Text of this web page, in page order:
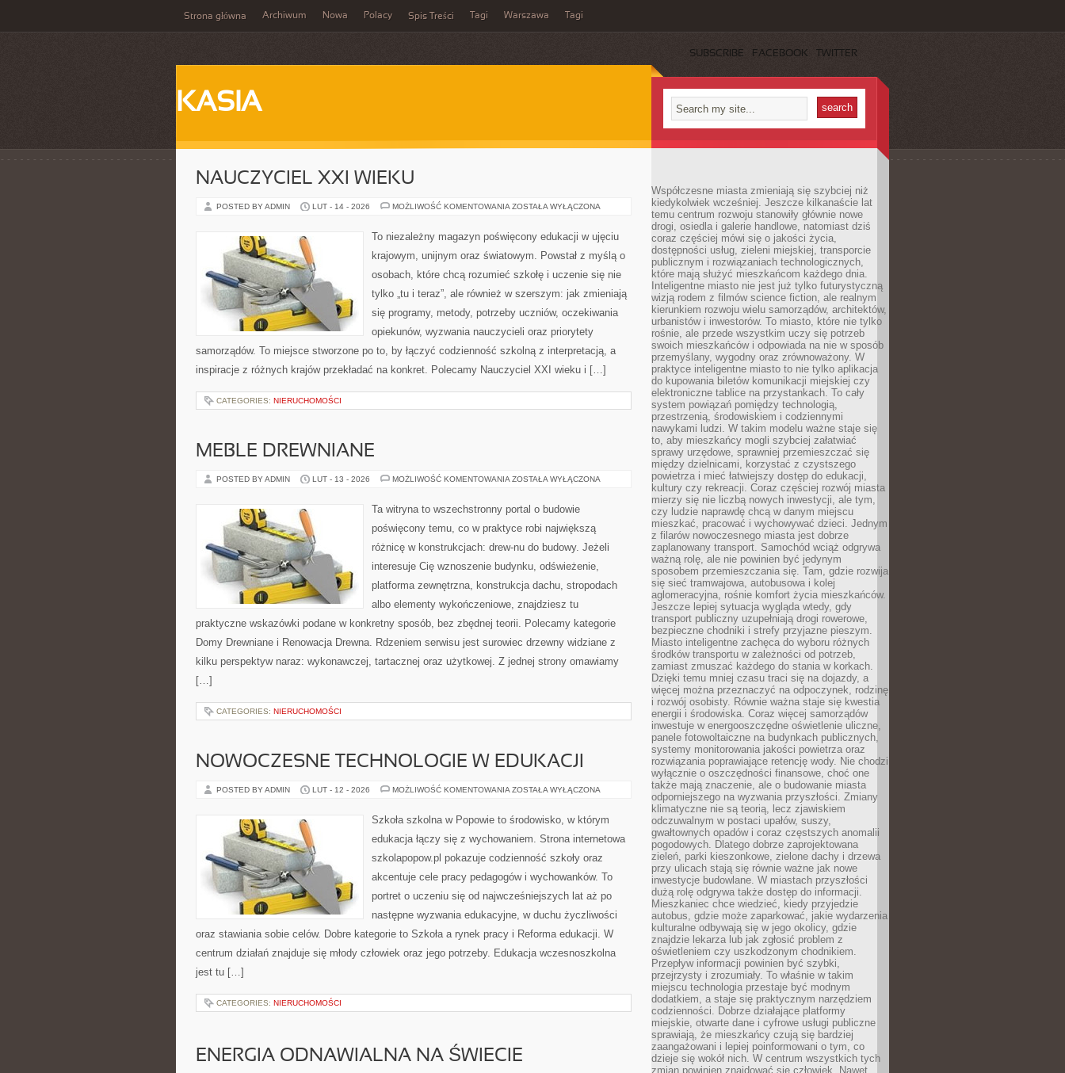
Strona główna Archiwum Nowa Polacy Spis Treści Tagi Warszawa Tagi
SUBSCRIBE FACEBOOK TWITTER
KASIA
NAUCZYCIEL XXI WIEKU
POSTED BY ADMIN LUT - 14 - 2026 MOŻLIWOŚĆ KOMENTOWANIA NAUCZYCIEL
ZOSTAŁA WYŁĄCZONA
To niezależny magazyn poświęcony edukacji w ujęciu
krajowym, unijnym oraz światowym. Powstał z myślą o
osobach, które chcą rozumieć szkołę i uczenie się nie
tylko „tu i teraz”, ale również w szerszym: jak zmieniają
się programy, metody, potrzeby uczniów, oczekiwania
opiekunów, wyzwania nauczycieli oraz priorytety
samorządów. To miejsce stworzone po to, by łączyć codzienność szkolną z interpretacją, a
inspiracje z różnych krajów przekładać na konkret. Polecamy Nauczyciel XXI wieku i […]
CATEGORIES: NIERUCHOMOŚCI
MEBLE DREWNIANE
POSTED BY ADMIN LUT - 13 - 2026 MOŻLIWOŚĆ KOMENTOWANIA MEBLE
ZOSTAŁA WYŁĄCZONA
Ta witryna to wszechstronny portal o budowie
poświęcony temu, co w praktyce robi największą
różnicę w konstrukcjach: drew-nu do budowy. Jeżeli
interesuje Cię wznoszenie budynku, odświeżenie,
platforma zewnętrzna, konstrukcja dachu, stropodach
albo elementy wykończeniowe, znajdziesz tu
praktyczne wskazówki podane w konkretny sposób, bez zbędnej teorii. Polecamy kategorie
Domy Drewniane i Renowacja Drewna. Rdzeniem serwisu jest surowiec drzewny widziane z
kilku perspektyw naraz: wykonawczej, tartacznej oraz użytkowej. Z jednej strony omawiamy
[…]
CATEGORIES: NIERUCHOMOŚCI
NOWOCZESNE TECHNOLOGIE W EDUKACJI
POSTED BY ADMIN LUT - 12 - 2026 MOŻLIWOŚĆ KOMENTOWANIA NOWOCZESNE
EDUKACJI
ZOSTAŁA WYŁĄCZONA
Szkoła szkolna w Popowie to środowisko, w którym
edukacja łączy się z wychowaniem. Strona internetowa
szkolapopow.pl pokazuje codzienność szkoły oraz
akcentuje cele pracy pedagogów i wychowanków. To
portret o uczeniu się od najwcześniejszych lat aż po
następne wyzwania edukacyjne, w duchu życzliwości
oraz stawiania sobie celów. Dobre kategorie to Szkoła a rynek pracy i Reforma edukacji. W
centrum działań znajduje się młody człowiek oraz jego potrzeby. Edukacja wczesnoszkolna
jest tu […]
CATEGORIES: NIERUCHOMOŚCI
ENERGIA ODNAWIALNA NA ŚWIECIE
Współczesne miasta zmieniają się szybciej niż
kiedykolwiek wcześniej. Jeszcze kilkanaście lat
temu centrum rozwoju stanowiły głównie nowe
drogi, osiedla i galerie handlowe, natomiast dziś
coraz częściej mówi się o jakości życia,
dostępności usług, zieleni miejskiej, transporcie
publicznym i rozwiązaniach technologicznych,
które mają służyć mieszkańcom każdego dnia.
Inteligentne miasto nie jest już tylko futurystyczną
wizją rodem z filmów science fiction, ale realnym
kierunkiem rozwoju wielu samorządów, architektów,
urbanistów i inwestorów. To miasto, które nie tylko
rośnie, ale przede wszystkim uczy się potrzeb
swoich mieszkańców i odpowiada na nie w sposób
przemyślany, wygodny oraz zrównoważony. W
praktyce inteligentne miasto to nie tylko aplikacja
do kupowania biletów komunikacji miejskiej czy
elektroniczne tablice na przystankach. To cały
system powiązań pomiędzy technologią,
przestrzenią, środowiskiem i codziennymi
nawykami ludzi. W takim modelu ważne staje się
to, aby mieszkańcy mogli szybciej załatwiać
sprawy urzędowe, sprawniej przemieszczać się
między dzielnicami, korzystać z czystszego
powietrza i mieć łatwiejszy dostęp do edukacji,
kultury czy rekreacji. Coraz częściej rozwój miasta
mierzy się nie liczbą nowych inwestycji, ale tym,
czy ludzie naprawdę chcą w danym miejscu
mieszkać, pracować i wychowywać dzieci. Jednym
z filarów nowoczesnego miasta jest dobrze
zaplanowany transport. Samochód wciąż odgrywa
ważną rolę, ale nie powinien być jedynym
sposobem przemieszczania się. Tam, gdzie rozwija
się sieć tramwajowa, autobusowa i kolej
aglomeracyjna, rośnie komfort życia mieszkańców.
Jeszcze lepiej sytuacja wygląda wtedy, gdy
transport publiczny uzupełniają drogi rowerowe,
bezpieczne chodniki i strefy przyjazne pieszym.
Miasto inteligentne zachęca do wyboru różnych
środków transportu w zależności od potrzeb,
zamiast zmuszać każdego do stania w korkach.
Dzięki temu mniej czasu traci się na dojazdy, a
więcej można przeznaczyć na odpoczynek, rodzinę
i rozwój osobisty. Równie ważna staje się kwestia
energii i środowiska. Coraz więcej samorządów
inwestuje w energooszczędne oświetlenie uliczne,
panele fotowoltaiczne na budynkach publicznych,
systemy monitorowania jakości powietrza oraz
rozwiązania poprawiające retencję wody. Nie chodzi
wyłącznie o oszczędności finansowe, choć one
także mają znaczenie, ale o budowanie miasta
odporniejszego na wyzwania przyszłości. Zmiany
klimatyczne nie są teorią, lecz zjawiskiem
odczuwalnym w postaci upałów, suszy,
gwałtownych opadów i coraz częstszych anomalii
pogodowych. Dlatego dobrze zaprojektowana
zieleń, parki kieszonkowe, zielone dachy i drzewa
przy ulicach stają się równie ważne jak nowe
inwestycje budowlane. W miastach przyszłości
dużą rolę odgrywa także dostęp do informacji.
Mieszkaniec chce wiedzieć, kiedy przyjedzie
autobus, gdzie może zaparkować, jakie wydarzenia
kulturalne odbywają się w jego okolicy, gdzie
znajdzie lekarza lub jak zgłosić problem z
oświetleniem czy uszkodzonym chodnikiem.
Przepływ informacji powinien być szybki,
przejrzysty i zrozumiały. To właśnie w takim
miejscu technologia przestaje być modnym
dodatkiem, a staje się praktycznym narzędziem
codzienności. Dobrze działające platformy
miejskie, otwarte dane i cyfrowe usługi publiczne
sprawiają, że mieszkańcy czują się bardziej
zaangażowani i lepiej poinformowani o tym, co
dzieje się wokół nich. W centrum wszystkich tych
zmian powinien znajdować się człowiek. Nawet